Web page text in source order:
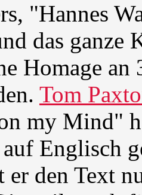
"Hannes
das ganze
Homage an
Tom
my Mind"
Englisch
er den Text